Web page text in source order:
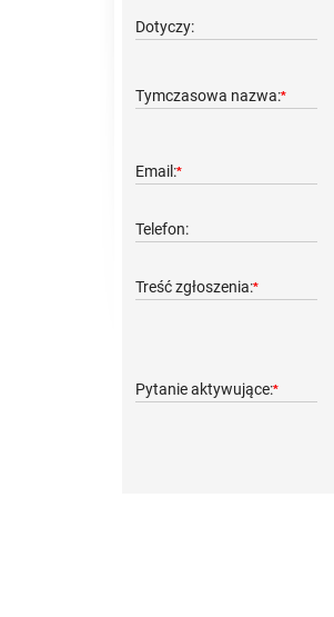
Dotyczy:
Tymczasowa nazwa:*
Email:*
Telefon:
Treść zgłoszenia:*
Pytanie aktywujące:*